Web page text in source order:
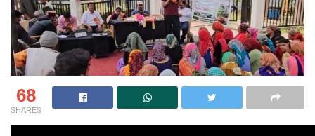
68
SHARES